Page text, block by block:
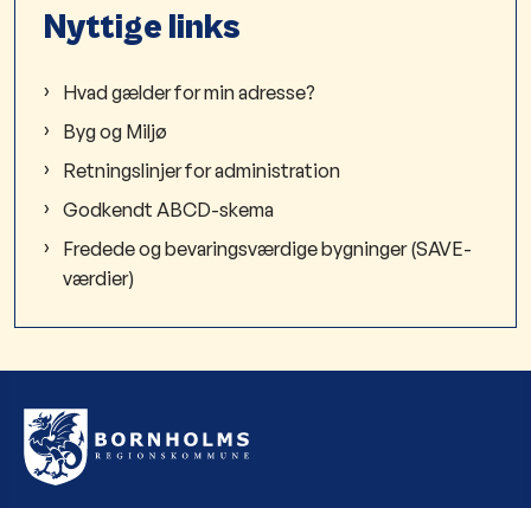
Nyttige links
Hvad gælder for min adresse?
Byg og Miljø
Retningslinjer for administration
Godkendt ABCD-skema
Fredede og bevaringsværdige bygninger (SAVE-
værdier)